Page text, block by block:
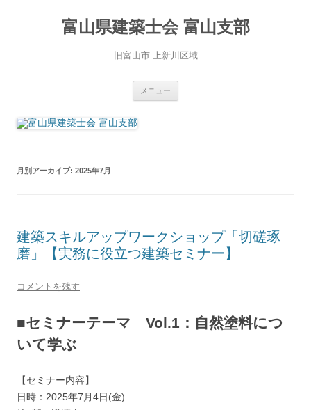
富山県建築士会 富山支部
旧富山市 上新川区域
メニュー
月別アーカイブ: 2025年7月
建築スキルアップワークショップ「切磋琢
磨」【実務に役立つ建築セミナー】
コメントを残す
■セミナーテーマ Vol.1：自然塗料につ
いて学ぶ
【セミナー内容】
日時：2025年7月4日(金)